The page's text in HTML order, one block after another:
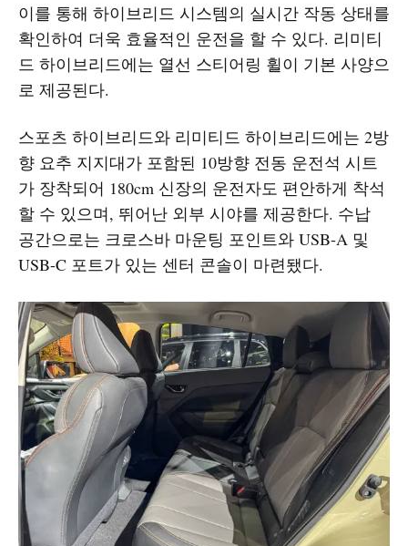
이를 통해 하이브리드 시스템의 실시간 작동 상태를
확인하여 더욱 효율적인 운전을 할 수 있다. 리미티
드 하이브리드에는 열선 스티어링 휠이 기본 사양으
로 제공된다.
스포츠 하이브리드와 리미티드 하이브리드에는 2방
향 요추 지지대가 포함된 10방향 전동 운전석 시트
가 장착되어 180cm 신장의 운전자도 편안하게 착석
할 수 있으며, 뛰어난 외부 시야를 제공한다. 수납
공간으로는 크로스바 마운팅 포인트와 USB-A 및
USB-C 포트가 있는 센터 콘솔이 마련됐다.